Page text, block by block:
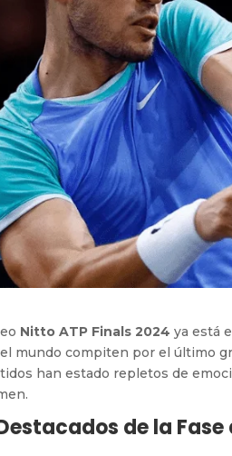
Nitto ATP Finals 2024 ya está
mundo compiten por el último
han estado repletos de
de la Fase